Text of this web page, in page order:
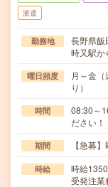
派遣
勤務地
長野県飯
時又駅か
曜日頻度
月～金
り）
時間
08:30～
ださい！
期間 【急募
時給
時給
受発注業